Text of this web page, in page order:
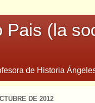
Pais (la
de Historia
DE 2012